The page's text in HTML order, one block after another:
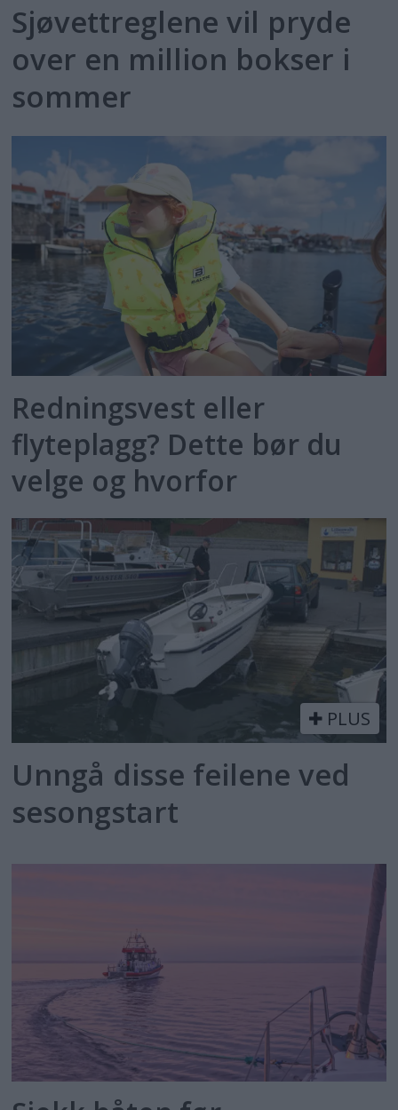
Sjøvettreglene vil pryde
over en million bokser i
sommer
Redningsvest eller
flyteplagg? Dette bør du
velge og hvorfor
PLUS
Unngå disse feilene ved
sesongstart